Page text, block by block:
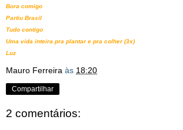
Bora comigo
Partiu Brasil
Tudo contigo
Uma vida inteira pra plantar e pra colher (3x)
Luz
Mauro Ferreira às 18:20
Compartilhar
2 comentários: